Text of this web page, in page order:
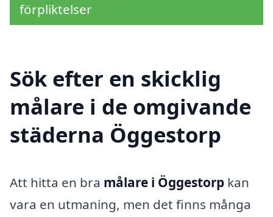
förpliktelser
Sök efter en skicklig
målare i de omgivande
städerna Öggestorp
Att hitta en bra målare i Öggestorp kan
vara en utmaning, men det finns många